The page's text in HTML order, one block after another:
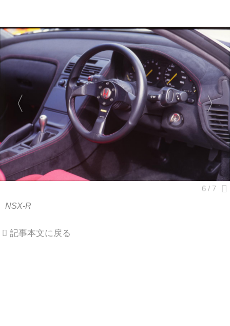
NSX-R
記事本文に戻る